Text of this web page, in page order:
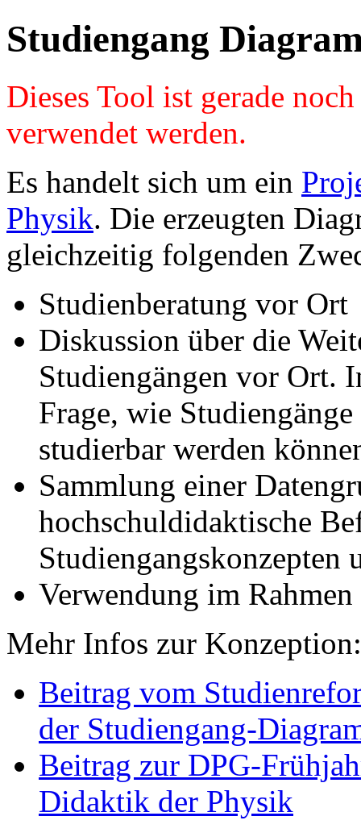
Studiengang
Dieses Tool ist gerade
verwendet werden.
Es handelt sich um ein
Physik. Die erzeugten
gleichzeitig folgenden
Studienberatung vor Ort
Diskussion über die
Studiengängen vor Ort.
Frage, wie
studierbar werden
Sammlung einer
hochschuldidaktische
Studiengangskonzepten
Verwendung im
Mehr Infos zur Konzeption:
Beitrag vom
der Studiengang-
Beitrag zur DPG-
Didaktik der Physik